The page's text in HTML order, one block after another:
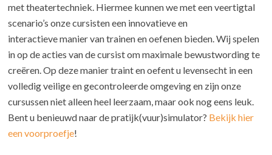
met theatertechniek. Hiermee kunnen we met een veertigtal
scenario’s onze cursisten een innovatieve en
interactieve manier van trainen en oefenen bieden. Wij spelen
in op de acties van de cursist om maximale bewustwording te
creëren. Op deze manier traint en oefent u levensecht in een
volledig veilige en gecontroleerde omgeving en zijn onze
cursussen niet alleen heel leerzaam, maar ook nog eens leuk.
Bent u benieuwd naar de pratijk(vuur)simulator? Bekijk hier
een voorproefje!